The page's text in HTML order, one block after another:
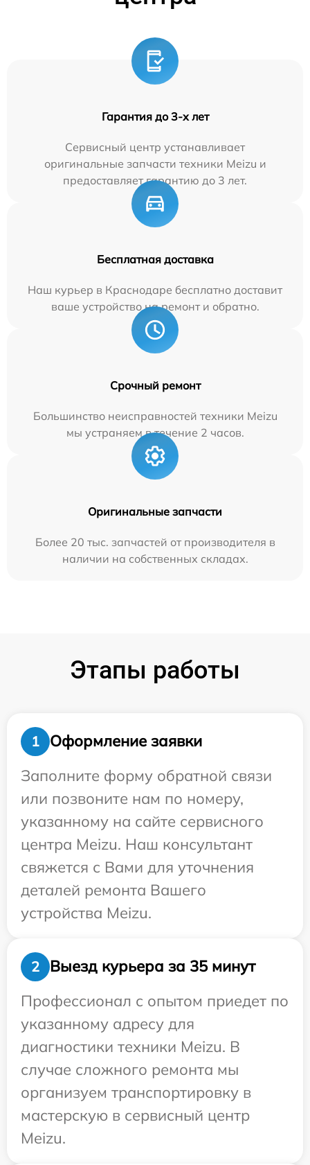
Гарантия до 3-х лет
Сервисный центр устанавливает
оригинальные запчасти техники Meizu и
предоставляет гарантию до 3 лет.
Бесплатная доставка
Наш курьер в Краснодаре бесплатно доставит
ваше устройство на ремонт и обратно.
Срочный ремонт
Большинство неисправностей техники Meizu
мы устраняем в течение 2 часов.
Оригинальные запчасти
Более 20 тыс. запчастей от производителя в
наличии на собственных складах.
Этапы работы
1
Оформление заявки
Заполните форму обратной связи
или позвоните нам по номеру,
указанному на сайте сервисного
центра Meizu. Наш консультант
свяжется с Вами для уточнения
деталей ремонта Вашего
устройства Meizu.
2
Выезд курьера за 35 минут
Профессионал с опытом приедет по
указанному адресу для
диагностики техники Meizu. В
случае сложного ремонта мы
организуем транспортировку в
мастерскую в сервисный центр
Meizu.